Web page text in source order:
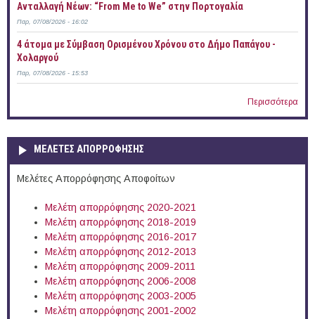
Ανταλλαγή Νέων: “From Me to We” στην Πορτογαλία
Παρ, 07/08/2026 - 16:02
4 άτομα με Σύμβαση Ορισμένου Χρόνου στο Δήμο Παπάγου -
Χολαργού
Παρ, 07/08/2026 - 15:53
Περισσότερα
ΜΕΛΕΤΕΣ ΑΠΟΡΡΟΦΗΣΗΣ
Μελέτες Απορρόφησης Αποφοίτων
Μελέτη απορρόφησης 2020-2021
Μελέτη απορρόφησης 2018-2019
Μελέτη απορρόφησης 2016-2017
Μελέτη απορρόφησης 2012-2013
Μελέτη απορρόφησης 2009-2011
Μελέτη απορρόφησης 2006-2008
Μελέτη απορρόφησης 2003-2005
Μελέτη απορρόφησης 2001-2002